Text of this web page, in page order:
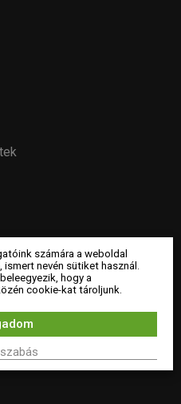
számára a weboldal
nevén sütiket használ.
hogy a
cookie-kat tároljunk.